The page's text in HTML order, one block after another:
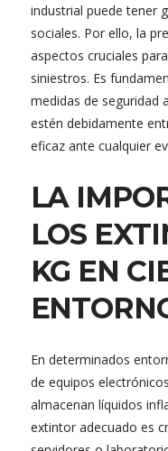
industrial puede tener
sociales. Por ello, la
aspectos cruciales
siniestros. Es
medidas de seguridad
estén debidamente
eficaz ante cualquier
LA
LOS
KG EN
En determinados
de equipos
almacenan líquidos
extintor adecuado es